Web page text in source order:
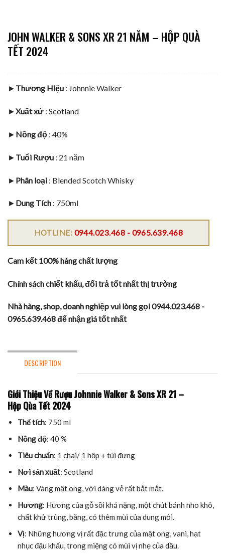
JOHN WALKER & SONS XR 21 NĂM – HỘP QUÀ
TẾT 2024
► Thương Hiệu : Johnnie Walker
►Xuất xứ : Scotland
► Nồng độ : 40%
► Tuổi Rượu : 21 năm
► Phân loại : Blended Scotch Whisky
► Dung Tích : 750ml
HOTLINE: 0944.023.468 - 0965.639.468
Cam kết 100% hàng chất lượng
Chính sách chiết khấu, đổi trả tốt nhất thị trường
Nhà hàng, shop, doanh nghiệp vui lòng gọi 0944.023.468 -
0965.639.468 để nhận giá tốt nhất
DESCRIPTION
Giới Thiệu Về Rượu Johnnie Walker & Sons XR 21 –
Hộp Qùa Tết 2024
Thể tích: 750 ml
Nồng độ: 40 %
Tiêu chuẩn: 1 chai/ 1 hộp + túi đựng
Nơi sản xuất: Scotland
Màu: Vàng mật ong, với dáng vẻ rất bắt mắt.
Hương: Hương của gỗ sồi khá nặng, một chút bánh nho khô,
chất khử trùng, băng, có thêm mùi của dung môi.
Vị: Những hương vị rất đặc trưng của mật ong, vani, hạt
nhục đậu khấu, trong miệng có mùi vị nhẹ của dầu.